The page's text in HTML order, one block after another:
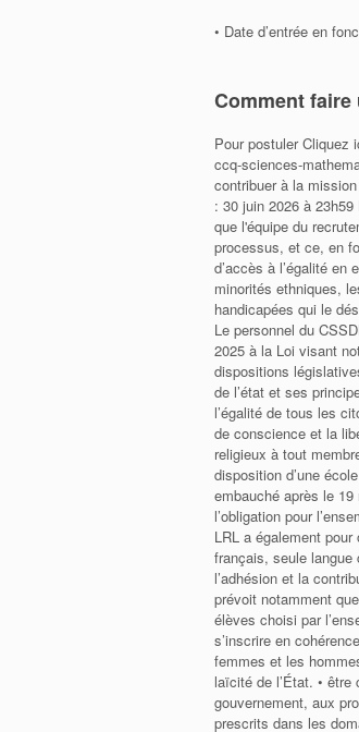
• Date d’entrée en
Comment faire
Pour postuler Cliquez
ccq-sciences-
contribuer à la
: 30 juin 2026 à
que l'équipe du
processus, et ce, en
d’accès à l’égalité
minorités ethniques,
handicapées qui le
Le personnel du
2025 à la Loi visant
dispositions
de l’état et ses
l’égalité de tous les
de conscience et la
religieux à tout
disposition d’une
embauché après le
l’obligation pour
LRL a également
français, seule
l’adhésion et la
prévoit notamment
élèves choisi par
s’inscrire en
femmes et les
laïcité de l’État. •
gouvernement, aux
prescrits dans les